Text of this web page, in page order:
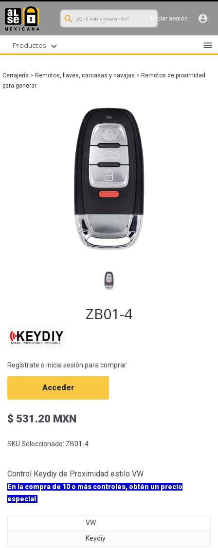
search Iniciar sesión account_circle
menu
Productos expand_more
Cerrajería > Remotos, llaves, carcasas y navajas > Remotos de proximidad
para generar
ZB01-4
Regístrate o inicia sesión para comprar
Acceder
$ 531.20 MXN
SKU Seleccionado: ZB01-4
Control Keydiy de Proximidad estilo VW
En la compra de 10 o más controles, obtén un precio
especial
VW
Keydiy